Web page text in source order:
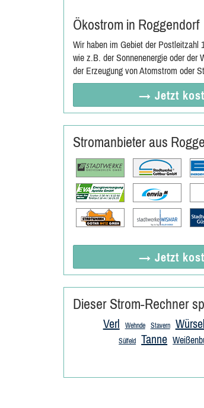
Ökostrom in Roggendorf
Wir haben im Gebiet der Postleitzahl
wie z.B. der Sonnenenergie oder der
der Erzeugung von Atomstrom oder
→ Jetzt
Stromanbieter aus
→ Jetzt
Dieser Strom-Rechner
Verl Wehnde Stavern
Sülfeld Tanne